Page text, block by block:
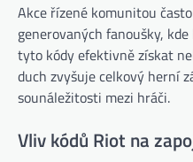
Akce řízené komunitou
generovaných fanoušky,
tyto kódy efektivně získat
duch zvyšuje celkový herní
sounáležitosti mezi hráči.
Vliv kódů Riot na